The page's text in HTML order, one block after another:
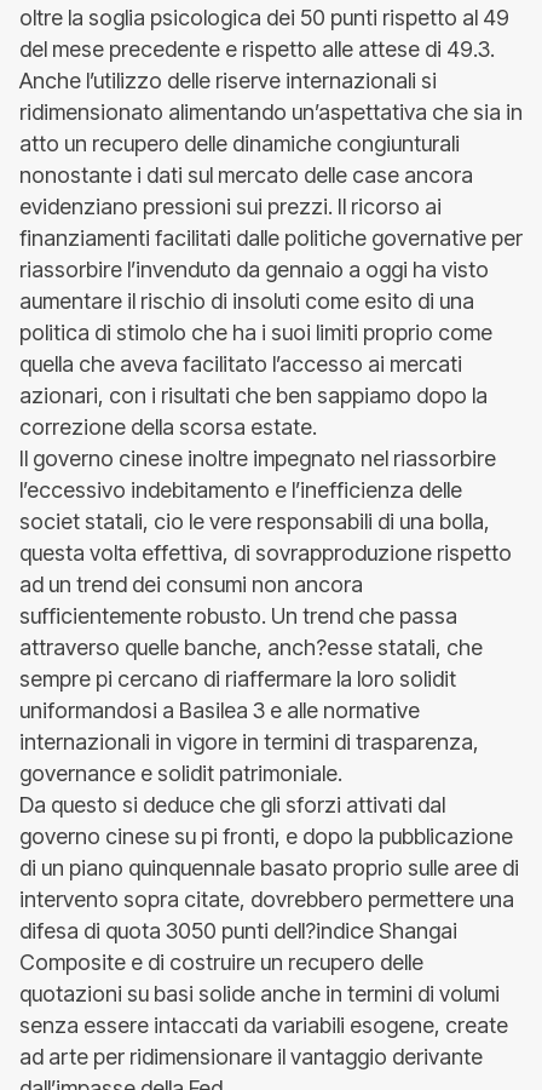
oltre la soglia psicologica dei 50 punti rispetto al 49
del mese precedente e rispetto alle attese di 49.3.
Anche l’utilizzo delle riserve internazionali si
ridimensionato alimentando un’aspettativa che sia in
atto un recupero delle dinamiche congiunturali
nonostante i dati sul mercato delle case ancora
evidenziano pressioni sui prezzi. Il ricorso ai
finanziamenti facilitati dalle politiche governative per
riassorbire l’invenduto da gennaio a oggi ha visto
aumentare il rischio di insoluti come esito di una
politica di stimolo che ha i suoi limiti proprio come
quella che aveva facilitato l’accesso ai mercati
azionari, con i risultati che ben sappiamo dopo la
correzione della scorsa estate.
Il governo cinese inoltre impegnato nel riassorbire
l’eccessivo indebitamento e l’inefficienza delle
societ statali, cio le vere responsabili di una bolla,
questa volta effettiva, di sovrapproduzione rispetto
ad un trend dei consumi non ancora
sufficientemente robusto. Un trend che passa
attraverso quelle banche, anch?esse statali, che
sempre pi cercano di riaffermare la loro solidit
uniformandosi a Basilea 3 e alle normative
internazionali in vigore in termini di trasparenza,
governance e solidit patrimoniale.
Da questo si deduce che gli sforzi attivati dal
governo cinese su pi fronti, e dopo la pubblicazione
di un piano quinquennale basato proprio sulle aree di
intervento sopra citate, dovrebbero permettere una
difesa di quota 3050 punti dell?indice Shangai
Composite e di costruire un recupero delle
quotazioni su basi solide anche in termini di volumi
senza essere intaccati da variabili esogene, create
ad arte per ridimensionare il vantaggio derivante